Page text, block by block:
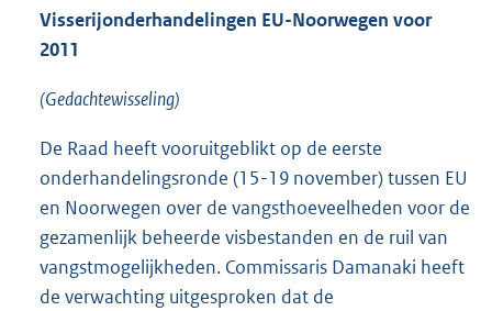
Visserijonderhandelingen EU-Noorwegen voor
2011
(Gedachtewisseling)
De Raad heeft vooruitgeblikt op de eerste
onderhandelingsronde (15-19 november) tussen EU
en Noorwegen over de vangsthoeveelheden voor de
gezamenlijk beheerde visbestanden en de ruil van
vangstmogelijkheden. Commissaris Damanaki heeft
de verwachting uitgesproken dat de